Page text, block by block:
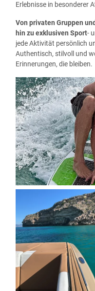
Erlebnisse in besonderer
Von privaten Gruppen
hin zu exklusiven Sport-
jede Aktivität persönlich
Authentisch, stilvoll und
Erinnerungen, die bleiben.